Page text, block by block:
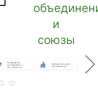
и
союзы